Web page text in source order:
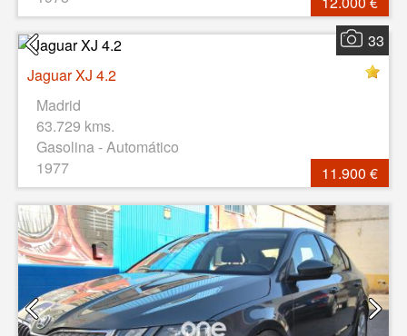
33
Jaguar XJ 4.2
Madrid
63.729 kms.
Gasolina - Automático
1977
11.900 €